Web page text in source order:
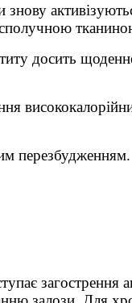
сполучною
досить
перезбудженням.